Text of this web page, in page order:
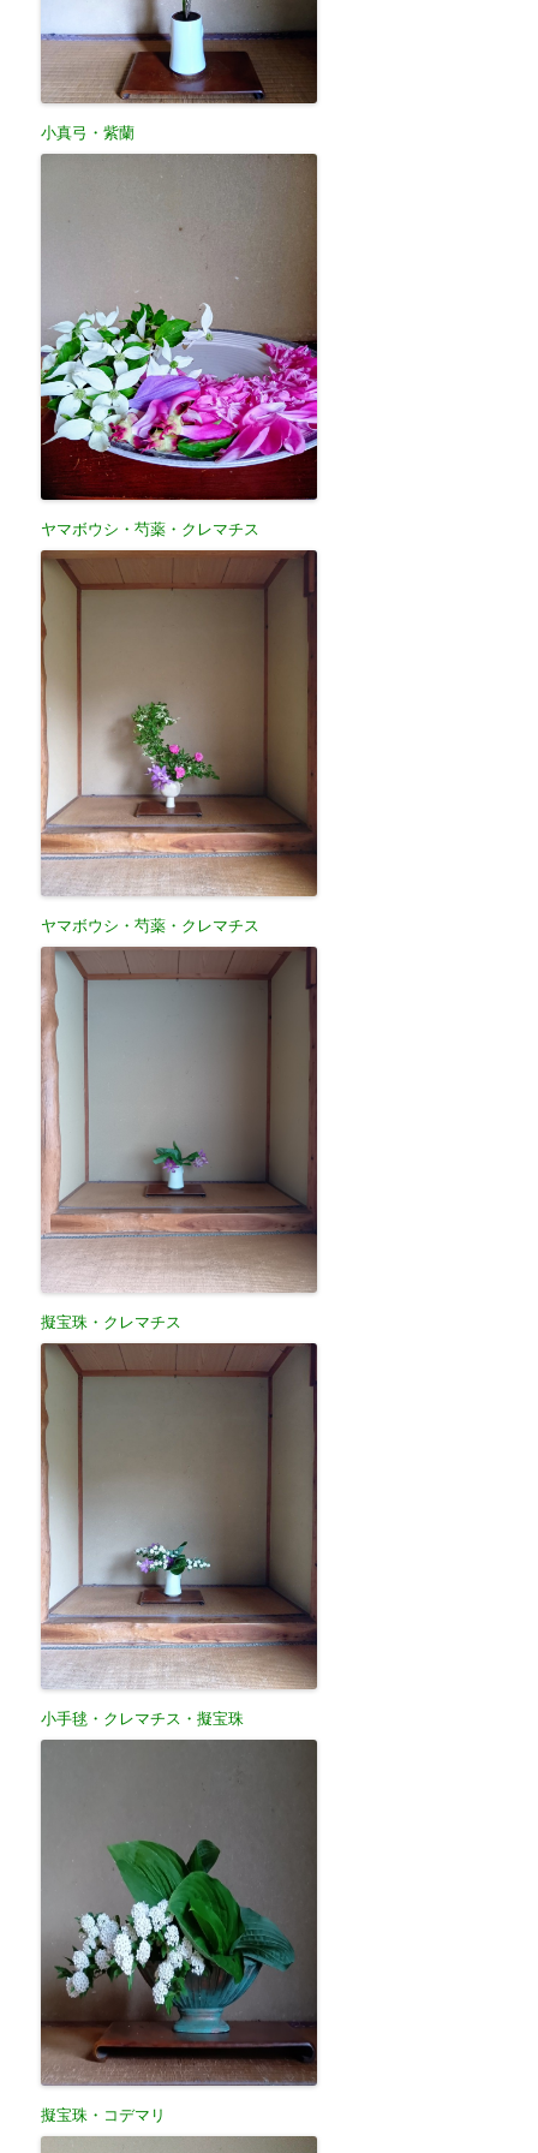
小真弓・紫蘭
ヤマボウシ・芍薬・クレマチス
ヤマボウシ・芍薬・クレマチス
擬宝珠・クレマチス
小手毬・クレマチス・擬宝珠
擬宝珠・コデマリ